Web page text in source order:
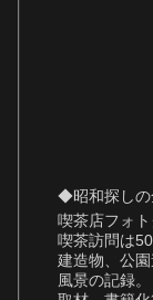
◆昭和探し
喫茶店フォト
喫茶訪問は
建造物、公
風景の記録。